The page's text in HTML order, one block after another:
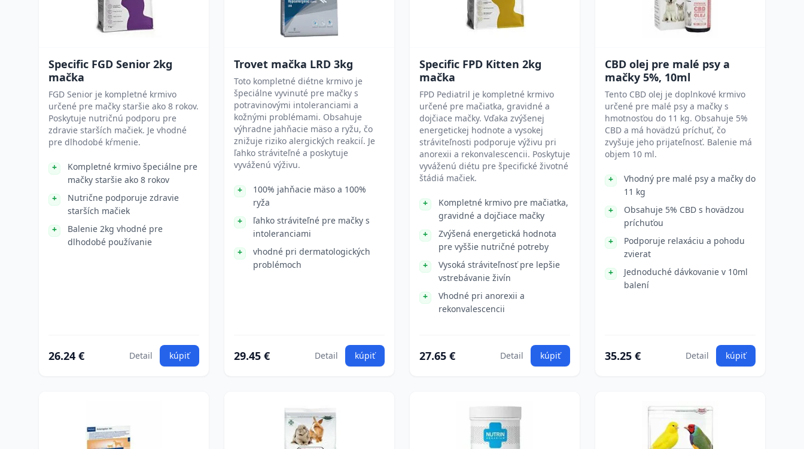
Specific FGD Senior 2kg
mačka
FGD Senior je kompletné krmivo
určené pre mačky staršie ako 8 rokov.
Poskytuje nutričnú podporu pre
zdravie starších mačiek. Je vhodné
pre dlhodobé kŕmenie.
Kompletné krmivo špeciálne pre
mačky staršie ako 8 rokov
Nutrične podporuje zdravie
starších mačiek
Balenie 2kg vhodné pre
dlhodobé používanie
26.24 € Detail kúpiť
Trovet mačka LRD 3kg
Toto kompletné diétne krmivo je
špeciálne vyvinuté pre mačky s
potravinovými intoleranciami a
kožnými problémami. Obsahuje
výhradne jahňacie mäso a ryžu, čo
znižuje riziko alergických reakcií. Je
ľahko stráviteľné a poskytuje
vyváženú výživu.
100% jahňacie mäso a 100%
ryža
ľahko stráviteľné pre mačky s
intoleranciami
vhodné pri dermatologických
problémoch
29.45 € Detail kúpiť
Specific FPD Kitten 2kg
mačka
FPD Pediatril je kompletné krmivo
určené pre mačiatka, gravidné a
dojčiace mačky. Vďaka zvýšenej
energetickej hodnote a vysokej
stráviteľnosti podporuje výživu pri
anorexii a rekonvalescencii. Poskytuje
vyváženú diétu pre špecifické životné
štádiá mačiek.
Kompletné krmivo pre mačiatka,
gravidné a dojčiace mačky
Zvýšená energetická hodnota
pre vyššie nutričné potreby
Vysoká stráviteľnosť pre lepšie
vstrebávanie živín
Vhodné pri anorexii a
rekonvalescencii
27.65 € Detail kúpiť
CBD olej pre malé psy a
mačky 5%, 10ml
Tento CBD olej je doplnkové krmivo
určené pre malé psy a mačky s
hmotnosťou do 11 kg. Obsahuje 5%
CBD a má hovädzú príchuť, čo
zvyšuje jeho prijateľnosť. Balenie má
objem 10 ml.
Vhodný pre malé psy a mačky do
11 kg
Obsahuje 5% CBD s hovädzou
príchuťou
Podporuje relaxáciu a pohodu
zvierat
Jednoduché dávkovanie v 10ml
balení
35.25 € Detail kúpiť